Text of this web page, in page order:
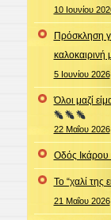
10 Ιουνίου
Πρόσκληση
καλοκαιρινή
5 Ιουνίου 2026
Όλοι μαζί
22 Μαΐου 2026
Οδός Ικάρου
Το “χαλί της
21 Μαΐου 2026